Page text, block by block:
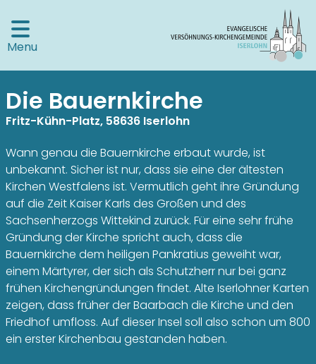
Menu
Die Bauernkirche
Fritz-Kühn-Platz, 58636 Iserlohn
Wann genau die Bauernkirche erbaut wurde, ist
unbekannt. Sicher ist nur, dass sie eine der ältesten
Kirchen Westfalens ist. Vermutlich geht ihre Gründung
auf die Zeit Kaiser Karls des Großen und des
Sachsenherzogs Wittekind zurück. Für eine sehr frühe
Gründung der Kirche spricht auch, dass die
Bauernkirche dem heiligen Pankratius geweiht war,
einem Märtyrer, der sich als Schutzherr nur bei ganz
frühen Kirchengründungen findet. Alte Iserlohner Karten
zeigen, dass früher der Baarbach die Kirche und den
Friedhof umfloss. Auf dieser Insel soll also schon um 800
ein erster Kirchenbau gestanden haben.